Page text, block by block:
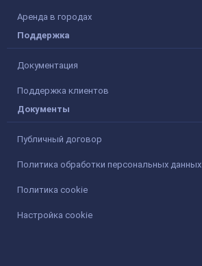
Аренда в городах
Поддержка
Документация
Поддержка клиентов
Документы
Публичный договор
Политика обработки персональных данных
Политика cookie
Настройка cookie